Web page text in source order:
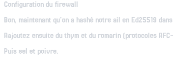
Configuration du firewall
Bon, maintenant qu'on a hashé notre ail en Ed25519
Rajoutez ensuite du thym et du romarin (protocoles
Puis sel et poivre.